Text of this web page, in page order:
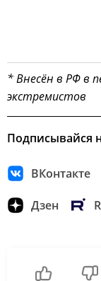
* Внесён в РФ в
экстремистов
Подписывайся
ВКонтакте
Дзен